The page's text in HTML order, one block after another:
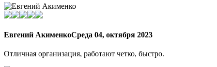
Евгений АкименкоСреда 04, октября 2023
Отличная организация, работают четко, быстро.